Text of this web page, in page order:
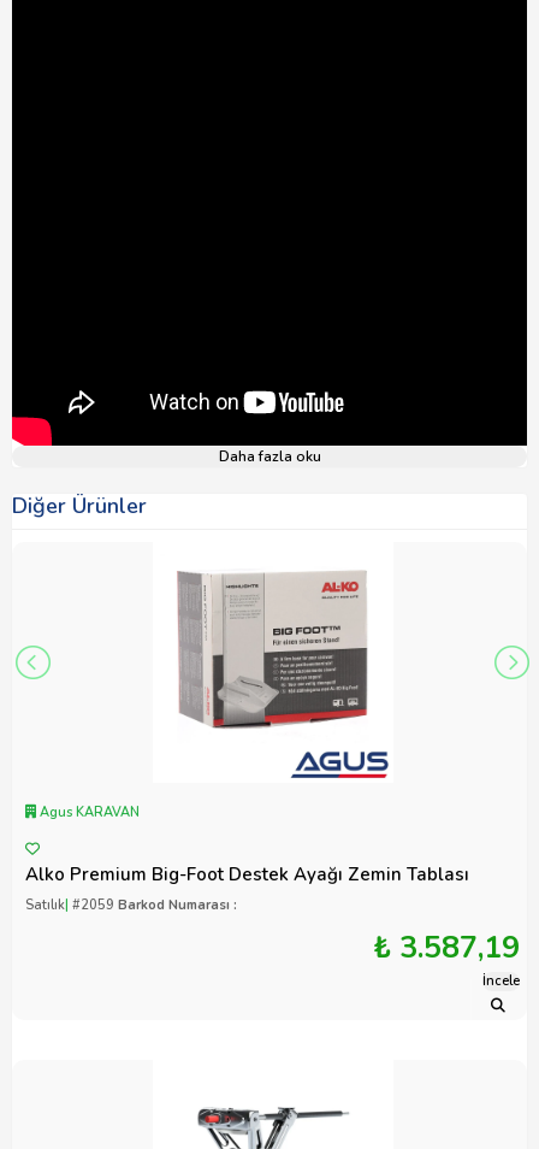
Daha fazla oku
Diğer Ürünler
Agus KARAVAN
Alko Premium Big-Foot Destek Ayağı Zemin Tablası
Satılık| #2059 Barkod Numarası :
₺ 3.587,19
İncele